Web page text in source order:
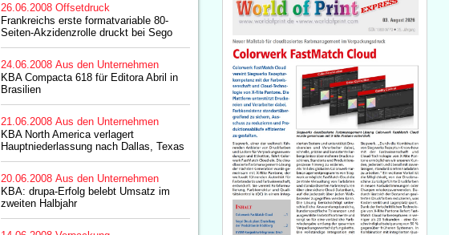
26.06.2008 Offsetdruck
Frankreichs erste formatvariable 80-
Seiten-Akzidenzrolle druckt bei Sego
24.06.2008 Aus den Unternehmen
KBA Compacta 618 für Editora Abril in
Brasilien
21.06.2008 Aus den Unternehmen
KBA North America verlagert
Hauptniederlassung nach Dallas, Texas
20.06.2008 Aus den Unternehmen
KBA: drupa-Erfolg belebt Umsatz im
zweiten Halbjahr